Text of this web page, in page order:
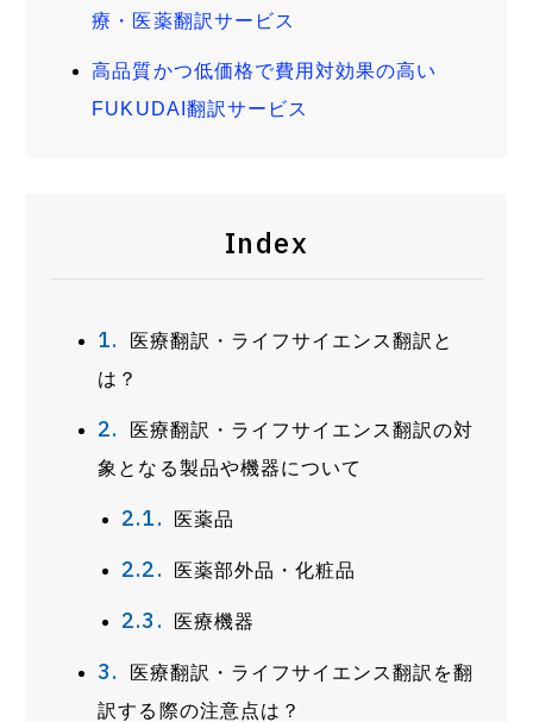
療・医薬翻訳サービス
高品質かつ低価格で費用対効果の高い
FUKUDAI翻訳サービス
Index
医療翻訳・ライフサイエンス翻訳と
は？
医療翻訳・ライフサイエンス翻訳の対
象となる製品や機器について
医薬品
医薬部外品・化粧品
医療機器
医療翻訳・ライフサイエンス翻訳を翻
訳する際の注意点は？